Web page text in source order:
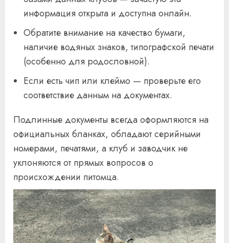
информация открыта и доступна онлайн.
Обратите внимание на качество бумаги,
наличие водяных знаков, типографской печати
(особенно для родословной).
Если есть чип или клеймо — проверьте его
соответствие данным на документах.
Подлинные документы всегда оформляются на
официальных бланках, обладают серийными
номерами, печатями, а клуб и заводчик не
уклоняются от прямых вопросов о
происхождении питомца.